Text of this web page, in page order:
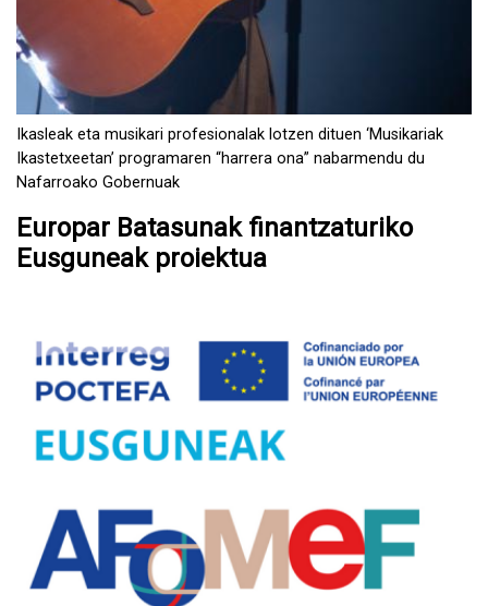
Ikasleak eta musikari profesionalak lotzen dituen ‘Musikariak
Ikastetxeetan’ programaren “harrera ona” nabarmendu du
Nafarroako Gobernuak
Europar Batasunak finantzaturiko
Eusguneak proiektua